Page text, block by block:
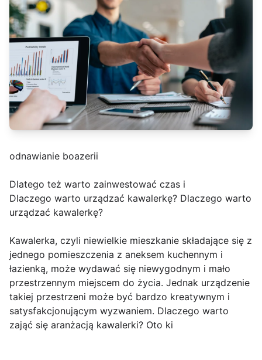
odnawianie boazerii
Dlatego też warto zainwestować czas i
Dlaczego warto urządzać kawalerkę? Dlaczego warto
urządzać kawalerkę?
Kawalerka, czyli niewielkie mieszkanie składające się z
jednego pomieszczenia z aneksem kuchennym i
łazienką, może wydawać się niewygodnym i mało
przestrzennym miejscem do życia. Jednak urządzenie
takiej przestrzeni może być bardzo kreatywnym i
satysfakcjonującym wyzwaniem. Dlaczego warto
zająć się aranżacją kawalerki? Oto ki